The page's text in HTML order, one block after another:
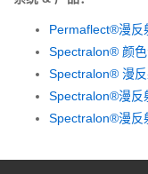
Permaflect®漫反
Spectralon® 颜
Spectralon® 漫
Spectralon®漫反
Spectralon®漫反